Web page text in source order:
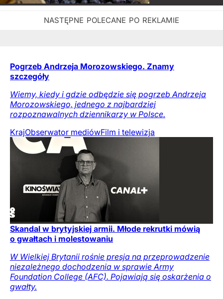
Pogrzeb Andrzeja Morozowskiego. Znamy
szczegóły
Wiemy, kiedy i gdzie odbędzie się pogrzeb Andrzeja
Morozowskiego, jednego z najbardziej
rozpoznawalnych dziennikarzy w Polsce.
KrajObserwator mediówFilm i telewizja
Skandal w brytyjskiej armii. Młode rekrutki mówią
o gwałtach i molestowaniu
W Wielkiej Brytanii rośnie presja na przeprowadzenie
niezależnego dochodzenia w sprawie Army
Foundation College (AFC). Pojawiają się oskarżenia o
gwałty.